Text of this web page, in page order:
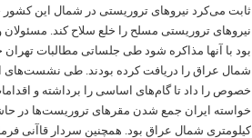
ثابت می‌کرد نیروهای تروریستی در شمال این کشور
نیروهای تروریستی مسلح را خلع سلاح کند.
بود با آنها مذاکره شود طی جلساتی مطالبات
شمال عراق را دریافت کرده بودند. طی نشست‌های
خصوص را داد تا گام‌های اساسی را برداشته و
کیلومتری شمال عراق بود. همچنین سردار قاآنی